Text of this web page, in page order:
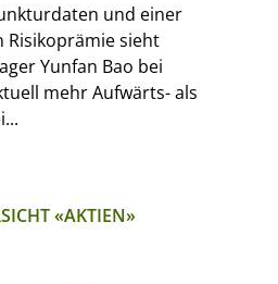
und einer
Risikoprämie sieht
Yunfan Bao bei
mehr Aufwärts- als
«AKTIEN»